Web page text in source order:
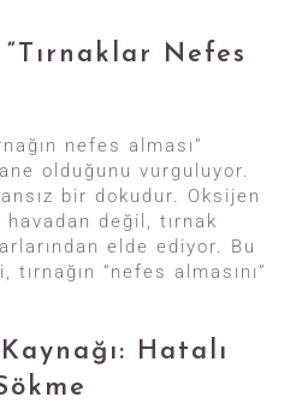
“Tırnaklar Nefes
nefes alması”
olduğunu vurguluyor.
bir dokudur. Oksijen
değil, tırnak
elde ediyor. Bu
“nefes almasını”
Hatalı